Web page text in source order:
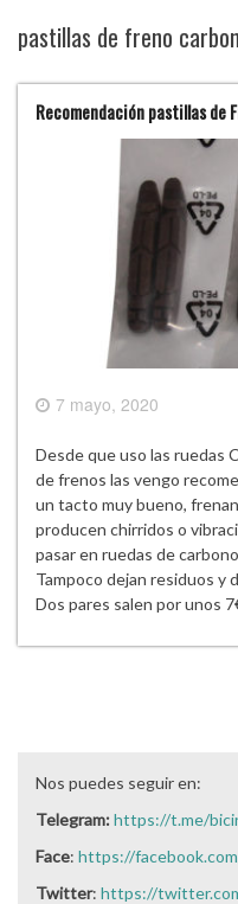
pastillas de freno
Recomendación pastillas de
7 mayo, 2020
Desde que uso las ruedas
de frenos las vengo
un tacto muy bueno,
producen chirridos o
pasar en ruedas de
Tampoco dejan residuos y
Dos pares salen por unos
Nos puedes seguir en:
Telegram:https://t.me/
Face: https://
Twitter: https://